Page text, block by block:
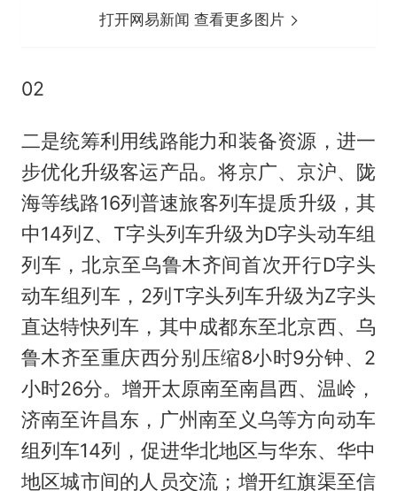
打开网易新闻 查看更多图片
02
二是统筹利用线路能力和装备资源，进一
步优化升级客运产品。将京广、京沪、陇
海等线路16列普速旅客列车提质升级，其
中14列Z、T字头列车升级为D字头动车组
列车，北京至乌鲁木齐间首次开行D字头
动车组列车，2列T字头列车升级为Z字头
直达特快列车，其中成都东至北京西、乌
鲁木齐至重庆西分别压缩8小时9分钟、2
小时26分。增开太原南至南昌西、温岭，
济南至许昌东，广州南至义乌等方向动车
组列车14列，促进华北地区与华东、华中
地区城市间的人员交流；增开红旗渠至信